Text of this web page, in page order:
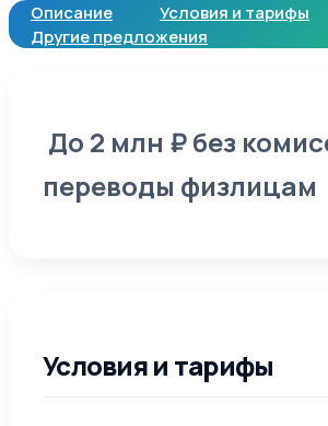
Описание Условия и тарифы
Другие предложения
До 2 млн ₽ без
переводы физлицам
Условия и тарифы